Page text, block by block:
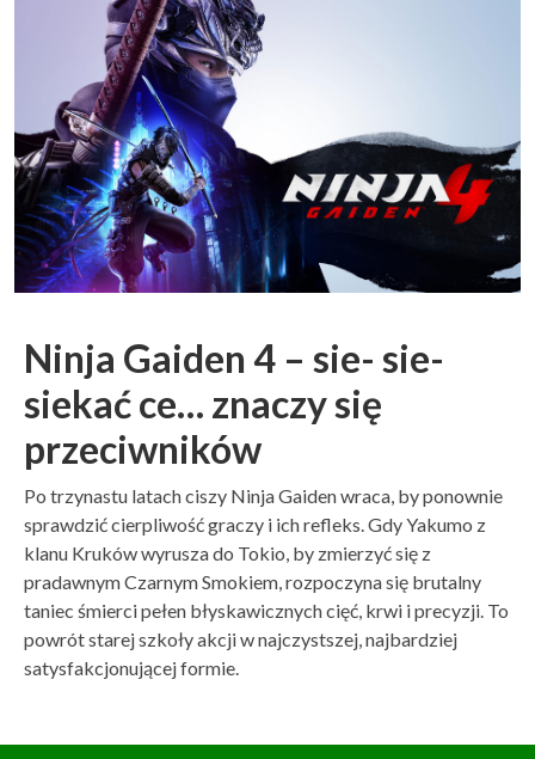
Ninja Gaiden 4 – sie- sie-
siekać ce… znaczy się
przeciwników
Po trzynastu latach ciszy Ninja Gaiden wraca, by ponownie
sprawdzić cierpliwość graczy i ich refleks. Gdy Yakumo z
klanu Kruków wyrusza do Tokio, by zmierzyć się z
pradawnym Czarnym Smokiem, rozpoczyna się brutalny
taniec śmierci pełen błyskawicznych cięć, krwi i precyzji. To
powrót starej szkoły akcji w najczystszej, najbardziej
satysfakcjonującej formie.